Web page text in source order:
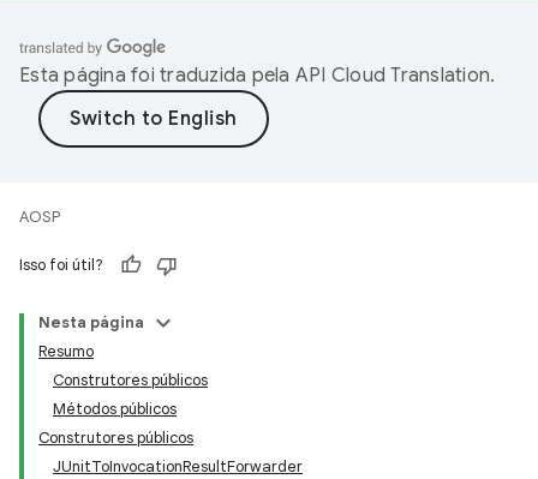
Esta página foi traduzida pela API Cloud Translation.
AOSP
Isso foi útil?
Nesta página
Resumo
Construtores públicos
Métodos públicos
Construtores públicos
JUnitToInvocationResultForwarder